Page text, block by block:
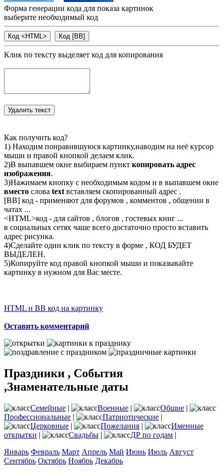
Форма генерации кода для показа картинок
выберите необходимый код
Клик по тексту выделяет код для копирования
Как получить код?
1) Находим понравившуюся картинку,наводим на неё курсор
мыши и правой кнопкой делаем клик.
2)В выпавшем окне выбираем пункт копировать адрес
изображения.
3)Нажимаем кнопку с необходимым кодом и в выпавшем окне
вместо слова text вставляем скопированный адрес .
[BB] код - применяют для форумов , комментов , общении в
чатах ...
<HTML>код - для сайтов , блогов , гостевых книг ...
в социальных сетях чаше всего достаточно просто вставить
адрес рисунка.
4)Сделайте один клик по тексту в форме , КОД БУДЕТ
ВЫДЕЛЕН.
5)Копируйте код правой кнопкой мыши и показывайте
картинку в нужном для Вас месте.
HTML и BB код на картинку
Оставить комментарий
Праздники , События
,Знаменательные даты
Семейные | Военные | Общие |
Профессиональные | Патриотические |
Церковные | Пожелания |
Именные
открытки | Свадьбы | ДР по годам |
Январь Февраль Март Апрель Май Июнь Июль Август
Сентябрь Октябрь Ноябрь Декабрь